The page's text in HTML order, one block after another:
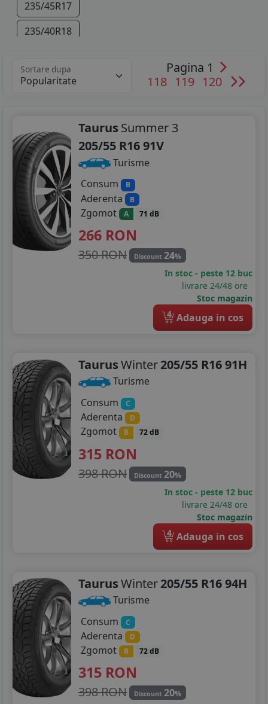
235/45R17
235/40R18
Sortare dupa
Pagina 1
118 119 120
Taurus Summer 3
205/55 R16 91V
Turisme
Consum
B
Aderenta B
Zgomot A 71 dB
266 RON
350 RON Discount 24%
In stoc - peste 12 buc
livrare 24/48 ore
Stoc magazin
4 Adauga in cos
TaurusWinter205/55 R16 91H
Turisme
Consum
C
Aderenta D
Zgomot B 72 dB
315 RON
398 RON Discount 20%
In stoc - peste 12 buc
livrare 24/48 ore
Stoc magazin
4 Adauga in cos
TaurusWinter205/55 R16 94H
Turisme
Consum
C
Aderenta D
Zgomot B 72 dB
315 RON
398 RON Discount 20%